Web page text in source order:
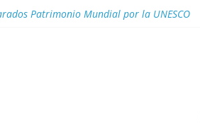
fallecidos y el lesionado en el derrumbe
pentatlón moderno de los Juegos
e impulsar la movilidad eléctrica en Cuba